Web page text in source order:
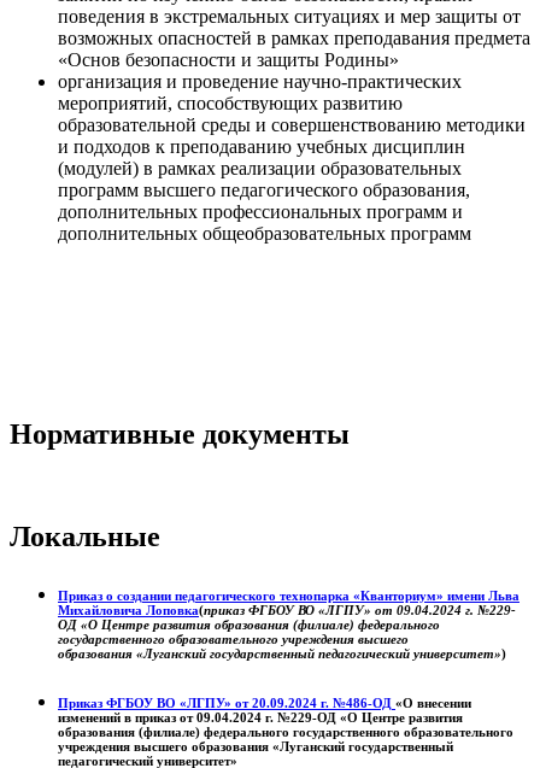
поведения в экстремальных ситуациях и мер защиты от
возможных опасностей в рамках преподавания предмета
«Основ безопасности и защиты Родины»
организация и проведение научно-практических
мероприятий, способствующих развитию
образовательной среды и совершенствованию методики
и подходов к преподаванию учебных дисциплин
(модулей) в рамках реализации образовательных
программ высшего педагогического образования,
дополнительных профессиональных программ и
дополнительных общеобразовательных программ
Нормативные документы
Локальные
Приказ о создании педагогического технопарка «Кванториум» имени Льва
Михайловича Лоповка(приказ ФГБОУ ВО «ЛГПУ» от 09.04.2024 г. №229-
ОД «О Центре развития образования (филиале) федерального
государственного образовательного учреждения высшего
образования «Луганский государственный педагогический университет»)
Приказ ФГБОУ ВО «ЛГПУ» от 20.09.2024 г. №486-ОД «О внесении
изменений в приказ от 09.04.2024 г. №229-ОД «О Центре развития
образования (филиале) федерального государственного образовательного
учреждения высшего образования «Луганский государственный
педагогический университет»